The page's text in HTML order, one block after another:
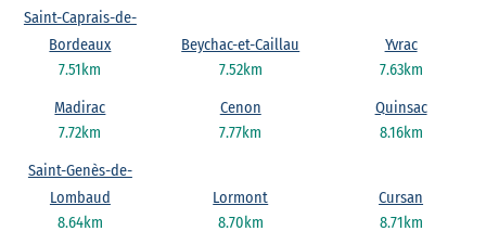
7.51km
Saint-Caprais-de-
Bordeaux
7.52km
Beychac-et-Caillau
7.63km
Yvrac
7.72km
Madirac
7.77km
Cenon
8.16km
Quinsac
8.64km
Saint-Genès-de-
Lombaud
8.70km
Lormont
8.71km
Cursan